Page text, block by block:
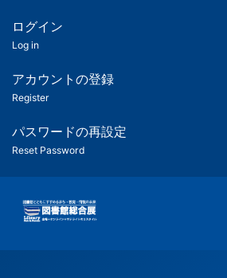
ツ
匿
名
ユ
ー
ー
用
メ
ログイン
Log in
アカウントの登録
Register
パスワードの再設定
Reset Password